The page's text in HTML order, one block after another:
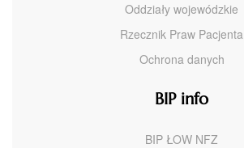
Oddziały wojewódzkie
Rzecznik Praw Pacjenta
Ochrona danych
BIP info
BIP ŁOW NFZ